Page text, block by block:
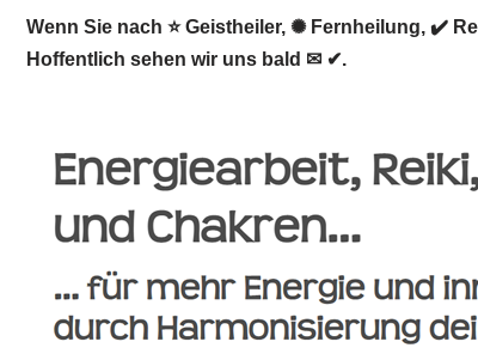
Wenn Sie nach ⭐ Geistheiler, ✺ Fernheilung, ✔️
Hoffentlich sehen wir uns bald ✉ ✔.